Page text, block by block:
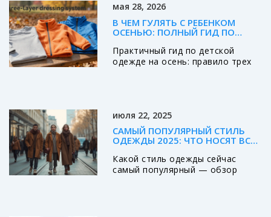
мая 28, 2026
В ЧЕМ ГУЛЯТЬ С РЕБЕНКОМ
ОСЕНЬЮ: ПОЛНЫЙ ГИД ПО
Практичный гид по детской
одежде на осень: правило трех
июля 22, 2025
САМЫЙ ПОПУЛЯРНЫЙ СТИЛЬ
ОДЕЖДЫ 2025: ЧТО НОСЯТ ВСЕ
Какой стиль одежды сейчас
самый популярный — обзор